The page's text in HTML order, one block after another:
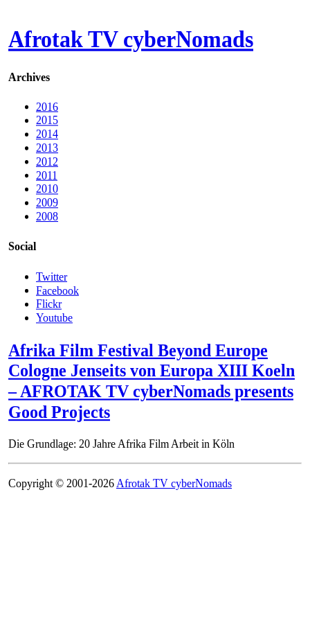
Afrotak TV cyberNomads
Archives
2016
2015
2014
2013
2012
2011
2010
2009
2008
Social
Twitter
Facebook
Flickr
Youtube
Afrika Film Festival Beyond Europe
Cologne Jenseits von Europa XIII Koeln
– AFROTAK TV cyberNomads presents
Good Projects
Die Grundlage: 20 Jahre Afrika Film Arbeit in Köln
Copyright © 2001-2026 Afrotak TV cyberNomads